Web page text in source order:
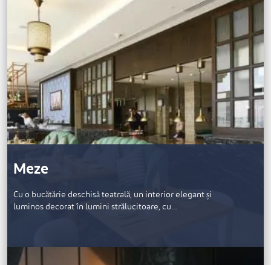
Meze
Cu o bucătărie deschisă teatrală, un interior elegant și
luminos decorat în lumini strălucitoare, cu…